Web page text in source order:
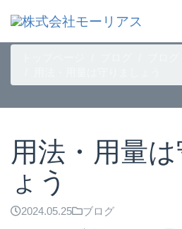
用法・用量
ょう
2024.05.25
ブログ